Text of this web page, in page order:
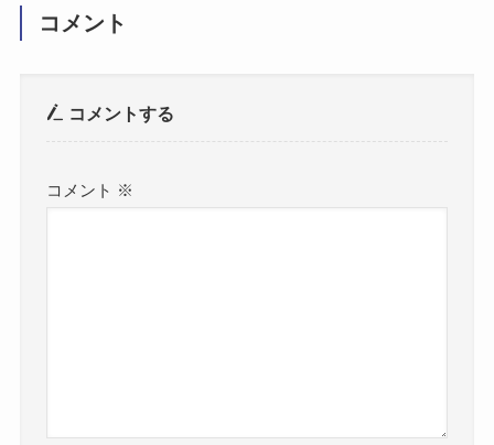
コメント
コメントする
コメント ※